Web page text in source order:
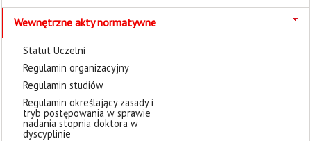
Wewnętrzne akty normatywne
Statut Uczelni
Regulamin organizacyjny
Regulamin studiów
Regulamin określający zasady i
tryb postępowania w sprawie
nadania stopnia doktora w
dyscyplinie